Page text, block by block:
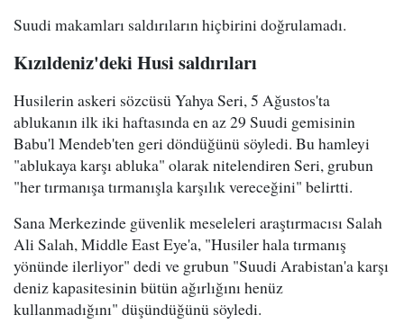
Suudi makamları saldırıların hiçbirini doğrulamadı.
Kızıldeniz'deki Husi saldırıları
Husilerin askeri sözcüsü Yahya Seri, 5 Ağustos'ta
ablukanın ilk iki haftasında en az 29 Suudi gemisinin
Babu'l Mendeb'ten geri döndüğünü söyledi. Bu hamleyi
"ablukaya karşı abluka" olarak nitelendiren Seri, grubun
"her tırmanışa tırmanışla karşılık vereceğini" belirtti.
Sana Merkezinde güvenlik meseleleri araştırmacısı Salah
Ali Salah, Middle East Eye'a, "Husiler hala tırmanış
yönünde ilerliyor" dedi ve grubun "Suudi Arabistan'a karşı
deniz kapasitesinin bütün ağırlığını henüz
kullanmadığını" düşündüğünü söyledi.